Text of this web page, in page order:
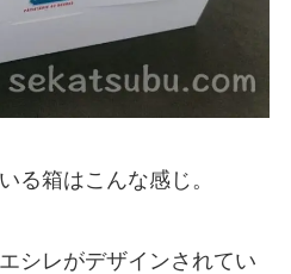
る箱はこんな感じ。
シレがデザインされてい